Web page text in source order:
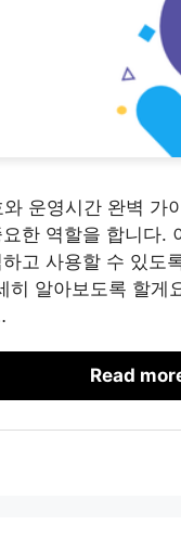
운영시간 완벽 가
한 역할을 합니다.
고 사용할 수 있도
알아보도록 할게
Read